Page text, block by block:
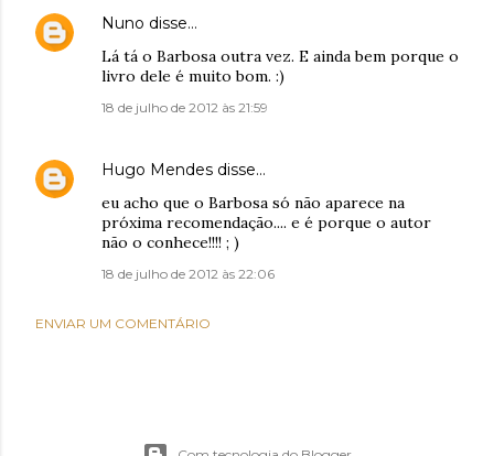
Nuno disse…
Lá tá o Barbosa outra vez. E ainda bem porque o
livro dele é muito bom. :)
18 de julho de 2012 às 21:59
Hugo Mendes disse…
eu acho que o Barbosa só não aparece na
próxima recomendação.... e é porque o autor
não o conhece!!!! ; )
18 de julho de 2012 às 22:06
ENVIAR UM COMENTÁRIO